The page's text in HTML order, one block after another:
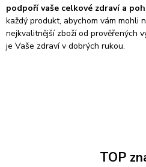
podpoří vaše celkové zdraví a
každý produkt, abychom vám mohli
nejkvalitnější zboží od prověřených
je Vaše zdraví v dobrých rukou.
TOP